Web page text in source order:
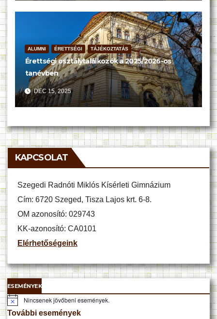
ALUMNI ÉRETTSÉGI TÁJÉKOZTATÁS
Érettségi osztálytalálkozók a 2025/2026-os
tanévben
DEC 15, 2025
KAPCSOLAT
Szegedi Radnóti Miklós Kísérleti Gimnázium
Cím: 6720 Szeged, Tisza Lajos krt. 6-8.
OM azonosító: 029743
KK-azonosító: CA0101
Elérhetőségeink
ESEMÉNYEK
N
o
Nincsenek jövőbeni események.
További események